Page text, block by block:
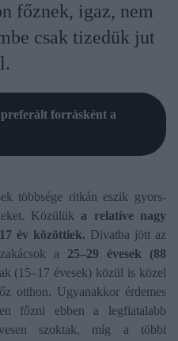
főznek, igaz, nem
csak tizedük jut
forrásként a
többsége ritkán eszik gyors-
Közülük a relatíve nagy
év közöttiek. Divatba jött az
a 25–29 évesek (88
(15–17 évesek) közül is közel
otthon. Ugyanakkor érdemes
főzni ebben a legfiatalabb
szoktak, míg a többi